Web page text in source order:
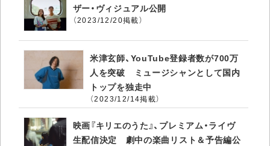
ザー・ヴィジュアル公開
（2023/12/20掲載）
米津玄師、YouTube登録者数が700万
人を突破 ミュージシャンとして国内
トップを独走中
（2023/12/14掲載）
映画『キリエのうた』、プレミアム・ライヴ
生配信決定 劇中の楽曲リスト＆予告編公